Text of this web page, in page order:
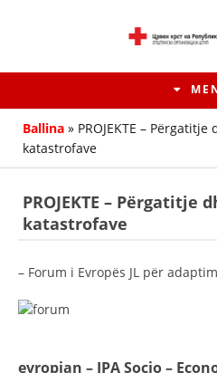
HISTORIA E
Ballina » PROJEKTE –
katastrofave
PROJEKTE – Përgatitje
katastrofave
– Forum i Evropës JL për
evropian – IPA Socio –